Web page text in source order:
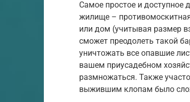
Самое простое и доступное
жилище –
или дом (учитывая размер
сможет преодолеть такой
уничтожать все опавшие
вашем приусадебном
размножаться. Также
выжившим клопам было